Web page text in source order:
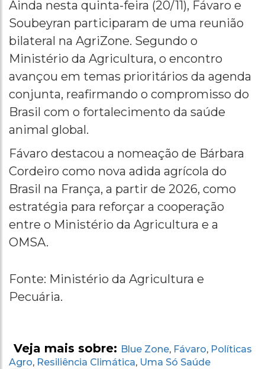
Ainda nesta quinta-feira (20/11), Fávaro e
Soubeyran participaram de uma reunião
bilateral na AgriZone. Segundo o
Ministério da Agricultura, o encontro
avançou em temas prioritários da agenda
conjunta, reafirmando o compromisso do
Brasil com o fortalecimento da saúde
animal global.
Fávaro destacou a nomeação de Bárbara
Cordeiro como nova adida agrícola do
Brasil na França, a partir de 2026, como
estratégia para reforçar a cooperação
entre o Ministério da Agricultura e a
OMSA.
Fonte: Ministério da Agricultura e
Pecuária.
Veja mais sobre: Blue Zone, Fávaro, Políticas
Agro, Resiliência Climática, Uma Só Saúde